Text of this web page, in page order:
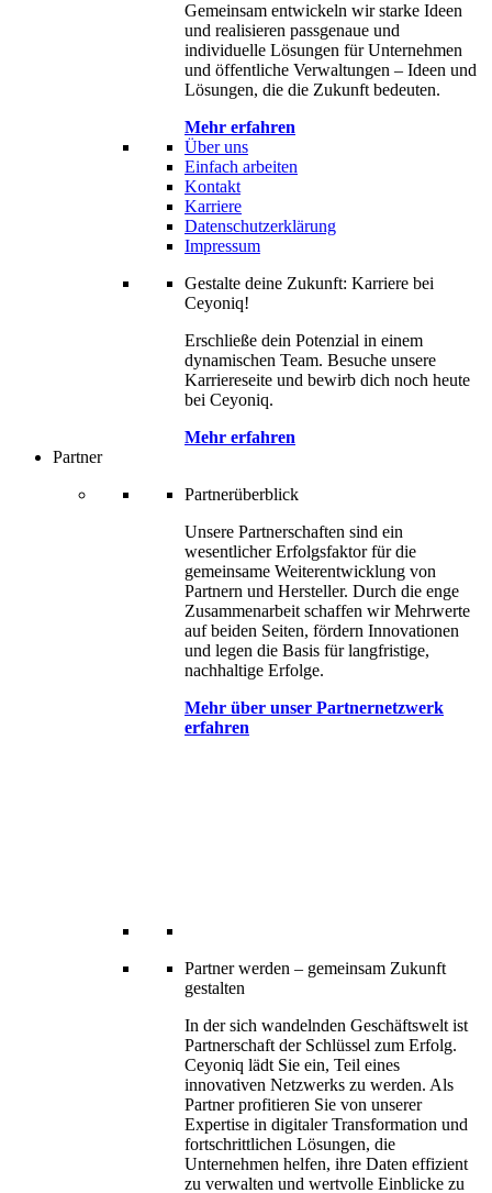
Gemeinsam entwickeln wir starke Ideen
und realisieren passgenaue und
individuelle Lösungen für Unternehmen
und öffentliche Verwaltungen – Ideen und
Lösungen, die die Zukunft bedeuten.
Mehr erfahren
Über uns
Einfach arbeiten
Kontakt
Karriere
Datenschutzerklärung
Impressum
Gestalte deine Zukunft: Karriere bei
Ceyoniq!
Erschließe dein Potenzial in einem
dynamischen Team. Besuche unsere
Karriereseite und bewirb dich noch heute
bei Ceyoniq.
Mehr erfahren
Partner
Partnerüberblick
Unsere Partnerschaften sind ein
wesentlicher Erfolgsfaktor für die
gemeinsame Weiterentwicklung von
Partnern und Hersteller. Durch die enge
Zusammenarbeit schaffen wir Mehrwerte
auf beiden Seiten, fördern Innovationen
und legen die Basis für langfristige,
nachhaltige Erfolge.
Mehr über unser Partnernetzwerk
erfahren
Partner werden – gemeinsam Zukunft
gestalten
In der sich wandelnden Geschäftswelt ist
Partnerschaft der Schlüssel zum Erfolg.
Ceyoniq lädt Sie ein, Teil eines
innovativen Netzwerks zu werden. Als
Partner profitieren Sie von unserer
Expertise in digitaler Transformation und
fortschrittlichen Lösungen, die
Unternehmen helfen, ihre Daten effizient
zu verwalten und wertvolle Einblicke zu